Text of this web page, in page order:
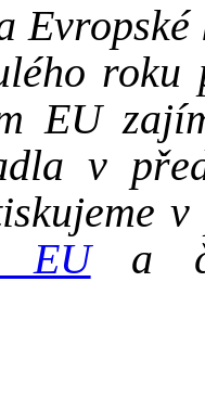
roku
EU
v
EUa